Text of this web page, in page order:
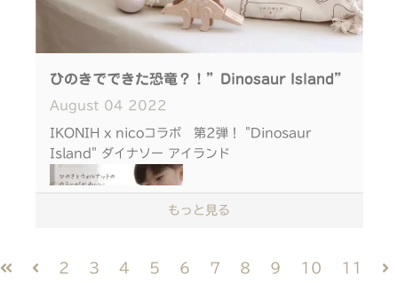
◆木ならではの カラカラ優しい音がするラトル お星
さまが動いて、表情が裏表で変わります。 おやすみ
の顔はどっちかな？
めての鏡はどんな景色が見えるかな？
◆立てて置いておけるから、 お子さまが成長しても
インテリアとして永く使えます。
◆コットン製おでかけポーチ はじめてミラーラトル
ひのきでできた恐竜？！”Dinosaur Island”
August 04 2022
IKONIH x nicoコラボ 第2弾！ "Dinosaur
Island" ダイナソー アイランド
もっと見る
2 3 4 5 6 7 8 9 10 11